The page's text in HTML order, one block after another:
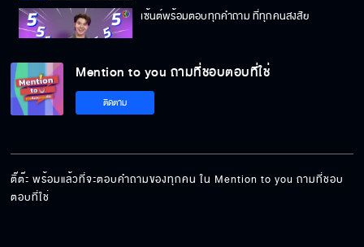
เซ้นต์พร้อมตอบทุกคำถาม ที่ทุกคนสงสัย
แดนนี่ พร้อมตอบคำถามของทุกคนแล้วนะครับ
Mention to you ถามที่ชอบตอบที่ใช่
ติดตาม
ติ๊ต๊ะ พร้อมแล้วที่จะตอบคำถามของทุกคน ใน Mention to you ถามที่ชอบ
ตอบที่ใช่